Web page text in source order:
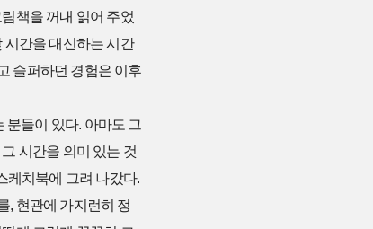
책을 꺼내 읽어 주었
시간을 대신하는 시간
슬퍼하던 경험은 이후
들이 있다. 아마도 그
시간을 의미 있는 것
케치북에 그려 나갔다.
, 현관에 가지런히 정